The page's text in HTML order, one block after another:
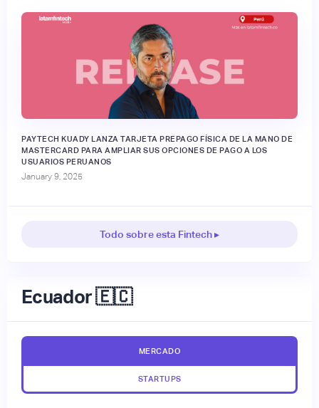
PAYTECH KUADY LANZA TARJETA PREPAGO FÍSICA DE LA MANO DE
MASTERCARD PARA AMPLIAR SUS OPCIONES DE PAGO A LOS
USUARIOS PERUANOS
January 9, 2025
Todo sobre esta Fintech ▸
Ecuador 🇪🇨
MERCADO
STARTUPS